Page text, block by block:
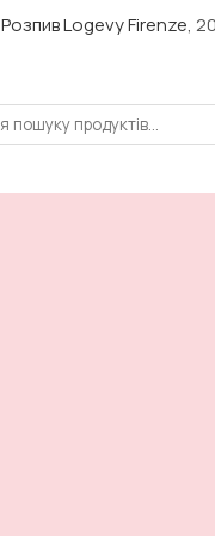
Розпив Logevy Firenze,